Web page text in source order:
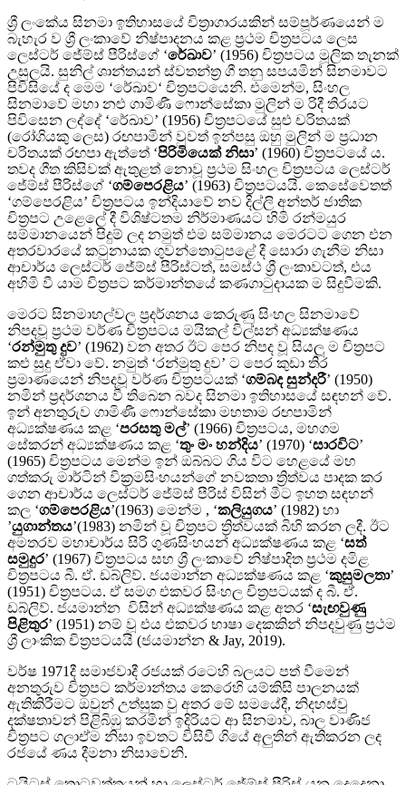
ශ්‍රී ලංකේය සිනමා ඉතිහාසයේ චිත‍්‍රාගාරයකින් සම්පූර්ණයෙන් ම
බැහැර ව ශ්‍රී ලංකාවේ නිෂ්පාදනය කළ ප‍්‍රථම චිත‍්‍රපටය ලෙස
ලෙස්ටර් ජේම්ස් පීරිස්ගේ ‘රේඛාව’ (1956) චිත්‍රපටය මූලික තැනක්
උසුලයි. සුනිල් ශාන්තයන් ස්වතන්ත‍්‍ර ගී තනු සපයමින් සිනමාවට
පිවිසියේ ද මෙම ‘රේඛාව‘ චිත‍්‍රපටයෙනි. එමෙන්ම, සිංහල
සිනමාවේ මහා නළු ගාමිණී ෆොන්සේකා මුලින් ම රිදී තිරයට
පිවිසෙන ලද්දේ ‘රේඛාව’ (1956) චිත‍්‍රපටයේ සුළු චරිතයක්
(රෝගියකු ලෙස) රඟපාමින් වුවත් ඉන්පසු ඔහු මුලින් ම ප‍්‍රධාන
චරිතයක් රඟපා ඇත්තේ ‘පිරිමියෙක් නිසා’ (1960) චිත‍්‍රපටයේ ය.
තවද ගීත කිසිවක් ඇතුළත් නොවූ ප‍්‍රථම සිංහල චිත‍්‍රපටය ලෙස්ටර්
ජේම්ස් පීරිස්ගේ ‘ගම්පෙරළිය’ (1963) චිත්‍රපටයයි. කෙසේවෙතත්
‘ගම්පෙරළිය’ චිත‍්‍රපටය ඉන්දියාවේ නව දිල්ලි අන්තර් ජාතික
චිත‍්‍රපට උළෙලේ දී විශිෂ්ටතම නිර්මාණයට හිමි රන්මයුර
සම්මානයෙන් පිදුම් ලද නමුත් එම සම්මානය මෙරටට ගෙන එන
අතරවාරයේ කටුනායක ගුවන්තොටුපළේ දී සොරා ගැනීම නිසා
ආචාර්ය ලෙස්ටර් ජේම්ස් පීරිස්ටත්, සමස්ථ ශ්‍රී ලංකාවටත්, එය
අහිමි වී යාම චිත්‍රපට කර්මාන්තයේ කණගාටුදායක ම සිදුවීමකි.
මෙරට සිනමාහල්වල ප‍්‍රදර්ශනය කෙරුණු සිංහල සිනමාවේ
නිපදවූ ප‍්‍රථම වර්ණ චිත‍්‍රපටය මයිකල් විල්සන් අධ්‍යක්ෂණය
‘රන්මුතු දුව’ (1962) වන අතර ඊට පෙර නිපද වූ සියලූ ම චිත‍්‍රපට
කළු සුදු ඒවා වේ. නමුත් ‘රන්මුතු දුව’ ට පෙර කුඩා තිර
ප‍්‍රමාණයෙන් නිපදවූ වර්ණ චිත‍්‍රපටයක් ‘ගම්බද සුන්දරී’ (1950)
නමින් ප‍්‍රදර්ශනය වී තිබෙන බවද සිනමා ඉතිහාසයේ සඳහන් වේ.
ඉන් අනතුරුව ගාමිණී ෆොන්සේකා මහතාම රඟපාමින්
අධ්‍යක්ෂණය කළ ‘පරසතු මල්’ (1966) චිත‍්‍රපටය, මහගම
සේකරන් අධ්‍යක්ෂණය කළ ‘තුං මං හන්දිය’ (1970) ‘සාරවිට’
(1965) චිත‍්‍රපටය මෙන්ම ඉන් ඔබ්බට ගිය විට හෙළයේ මහ
ගත්කරු මාර්ටින් වික‍්‍රමසිංහයන්ගේ නවකතා ත්‍රිත්වය පාදක කර
ගෙන ආචාර්ය ලෙස්ටර් ජේම්ස් පීරිස් විසින් මීට ඉහත සඳහන්
කල ‘ගම්පෙරළිය’(1963) මෙන්ම , ‘කලියුගය’ (1982) හා
’යුගාන්තය’(1983) නමින් වූ චිත‍්‍රපට ත්‍රිත්වයක් බිහි කරන ලදී. ඊට
අමතරව මහාචාර්ය සිරි ගුණසිංහයන් අධ්‍යක්ෂණය කළ ‘සත්
සමුදුර’ (1967) චිත‍්‍රපටය සහ ශ්‍රී ලංකාවේ නිෂ්පාදිත ප‍්‍රථම දමිළ
චිත‍්‍රපටය බී. ඒ. ඩබ්ලිව්. ජයමාන්න අධ්‍යක්ෂණය කළ ‘කුසුමලතා’
(1951) චිත‍්‍රපටය. ඒ සමග එකවර සිංහල චිත‍්‍රපටයක් ද බී. ඒ.
ඩබ්ලිව්. ජයමාන්න විසින් අධ්‍යක්ෂණය කළ අතර ‘සැඟවුණු
පිළිතුර’ (1951) නම් වූ එය එකවර භාෂා දෙකකින් නිපදවුණු ප‍්‍රථම
ශ්‍රී ලාංකික චිත‍්‍රපටයයි (ජයමාන්න & Jay, 2019).
වර්ෂ 1971දී සමාජවාදී රජයක් රටෙහි බලයට පත් වීමෙන්
අනතුරුව චිත්‍රපට කර්මාන්තය කෙරෙහි යම්කිසි පාලනයක්
ඇතිකිරීමට ඔවුන් උත්සුක වු අතර මේ සමයේදී, නිදහස්වු
දක්ෂතාවන් පිළිබිඹු කරමින් ඉදිරියට ආ සිනමාව, බාල වාණිජ
චිත්‍රපට ගලාඒම නිසා ඉවතට විසිවී ගියේ අලුතින් ඇතිකරන ලද
රජයේ ණය දීමනා නිසාවෙනි.